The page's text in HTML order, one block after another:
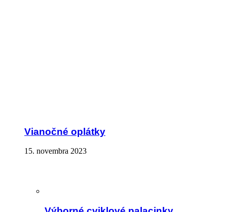
Vianočné oplátky
15. novembra 2023